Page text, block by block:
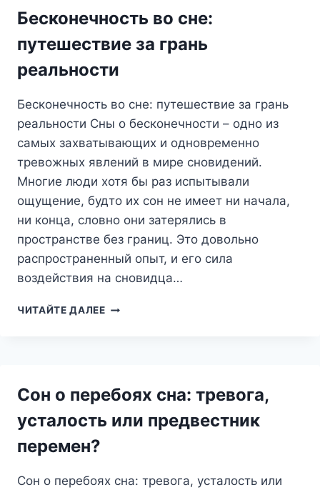
Бесконечность во сне:
путешествие за грань
реальности
Бесконечность во сне: путешествие за грань
реальности Сны о бесконечности – одно из
самых захватывающих и одновременно
тревожных явлений в мире сновидений.
Многие люди хотя бы раз испытывали
ощущение, будто их сон не имеет ни начала,
ни конца, словно они затерялись в
пространстве без границ. Это довольно
распространенный опыт, и его сила
воздействия на сновидца…
ЧИТАЙТЕ ДАЛЕЕБЕСКОНЕЧНОСТЬ
РЕАЛЬНОСТИ
Сон о перебоях сна: тревога,
усталость или предвестник
перемен?
Сон о перебоях сна: тревога, усталость или